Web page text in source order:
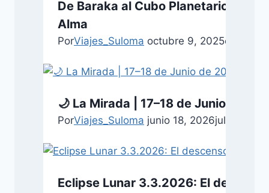
De Baraka al Cubo Planetario: el
Alma
PorViajes_Suloma octubre 9, 2025octubre
🌙 La Mirada | 17–18 de Junio de
PorViajes_Suloma junio 18, 2026julio 18,
Eclipse Lunar 3.3.2026: El